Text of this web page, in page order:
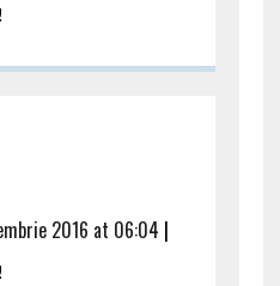
2016 at 06:04 |